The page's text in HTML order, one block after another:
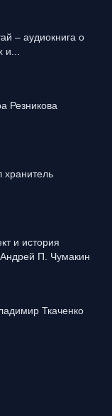
– аудиокнига о
Резникова
хранитель
и история
П. Чумакин
Ткаченко